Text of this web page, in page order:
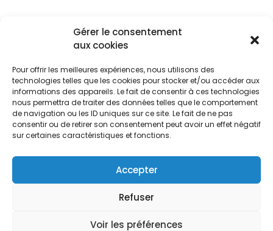
Gérer le consentement
aux cookies
Pour offrir les meilleures expériences, nous utilisons des
technologies telles que les cookies pour stocker et/ou accéder aux
informations des appareils. Le fait de consentir à ces technologies
nous permettra de traiter des données telles que le comportement
de navigation ou les ID uniques sur ce site. Le fait de ne pas
consentir ou de retirer son consentement peut avoir un effet négatif
sur certaines caractéristiques et fonctions.
Accepter
Refuser
Voir les préférences
Nous joindre
Tél. 450 546-2703
Restez informés
Abonnez-vous aux alertes municipales
Je m'abonne